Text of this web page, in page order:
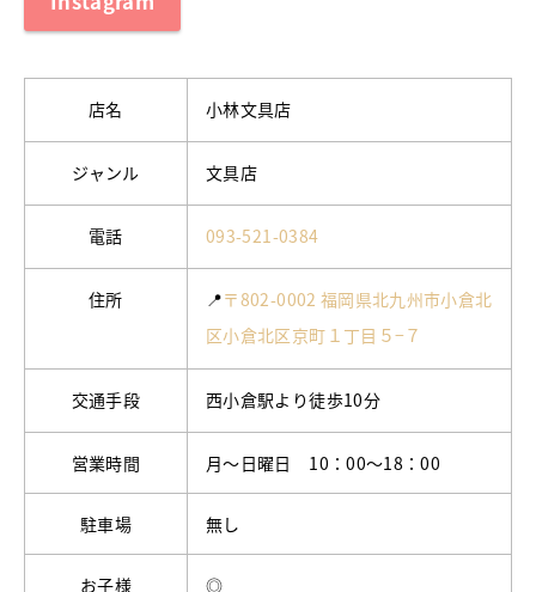
店名 小林文具店
ジャンル 文具店
電話 093-521-0384
住所 📍〒802-0002 福岡県北九州市小倉北
区小倉北区京町１丁目５−７
交通手段 西小倉駅より徒歩10分
営業時間 月～日曜日 10：00～18：00
駐車場 無し
お子様 ◎